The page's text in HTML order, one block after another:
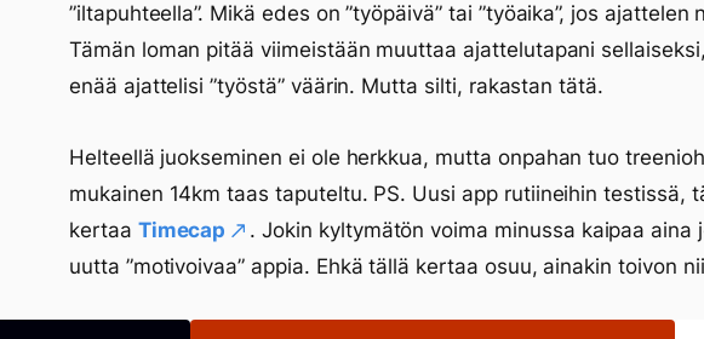
”iltapuhteella”. Mikä edes on ”työpäivä” tai ”työaika”, jos ajattelen
Tämän loman pitää viimeistään muuttaa ajattelutapani
enää ajattelisi ”työstä” väärin. Mutta silti, rakastan tätä.
Helteellä juokseminen ei ole herkkua, mutta onpahan tuo
mukainen 14km taas taputeltu. PS. Uusi app rutiineihin testissä,
kertaa Timecap
. Jokin kyltymätön voima minussa kaipaa aina
uutta ”motivoivaa” appia. Ehkä tällä kertaa osuu, ainakin toivon